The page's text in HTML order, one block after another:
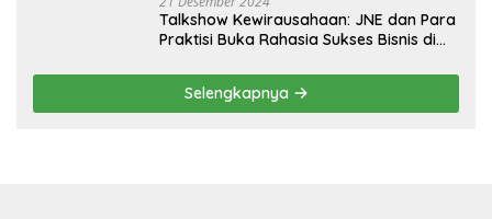
Talkshow Kewirausahaan: JNE dan Para
Praktisi Buka Rahasia Sukses Bisnis di
Selengkapnya